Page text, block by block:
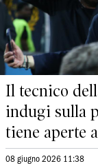
Il tecnico
indugi sulla
tiene aperte
08 giugno 2026 11:38